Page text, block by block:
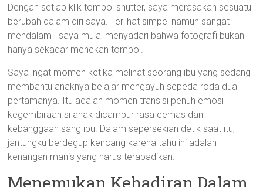
Dengan setiap klik tombol shutter, saya merasakan sesuatu
berubah dalam diri saya. Terlihat simpel namun sangat
mendalam—saya mulai menyadari bahwa fotografi bukan
hanya sekadar menekan tombol.
Saya ingat momen ketika melihat seorang ibu yang sedang
membantu anaknya belajar mengayuh sepeda roda dua
pertamanya. Itu adalah momen transisi penuh emosi—
kegembiraan si anak dicampur rasa cemas dan
kebanggaan sang ibu. Dalam sepersekian detik saat itu,
jantungku berdegup kencang karena tahu ini adalah
kenangan manis yang harus terabadikan.
Menemukan Kehadiran Dalam